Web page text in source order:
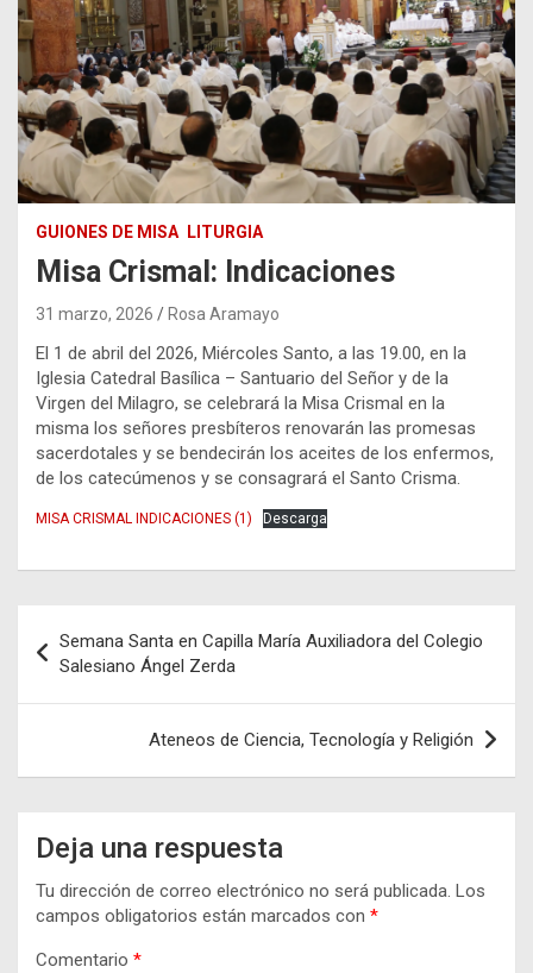
GUIONES DE MISA LITURGIA
Misa Crismal: Indicaciones
31 marzo, 2026 Rosa Aramayo
El 1 de abril del 2026, Miércoles Santo, a las 19.00, en la
Iglesia Catedral Basílica – Santuario del Señor y de la
Virgen del Milagro, se celebrará la Misa Crismal en la
misma los señores presbíteros renovarán las promesas
sacerdotales y se bendecirán los aceites de los enfermos,
de los catecúmenos y se consagrará el Santo Crisma.
MISA CRISMAL INDICACIONES (1) Descarga
de
entradas
Semana Santa en Capilla María Auxiliadora del Colegio
Salesiano Ángel Zerda
Ateneos de Ciencia, Tecnología y Religión
Deja una respuesta
Tu dirección de correo electrónico no será publicada. Los
campos obligatorios están marcados con *
Comentario *